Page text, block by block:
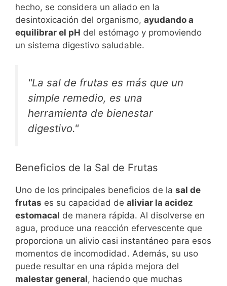
hecho, se considera un aliado en la
desintoxicación del organismo, ayudando a
equilibrar el pH del estómago y promoviendo
un sistema digestivo saludable.
"La sal de frutas es más que un
simple remedio, es una
herramienta de bienestar
digestivo."
Beneficios de la Sal de Frutas
Uno de los principales beneficios de la sal de
frutas es su capacidad de aliviar la acidez
estomacal de manera rápida. Al disolverse en
agua, produce una reacción efervescente que
proporciona un alivio casi instantáneo para esos
momentos de incomodidad. Además, su uso
puede resultar en una rápida mejora del
malestar general, haciendo que muchas